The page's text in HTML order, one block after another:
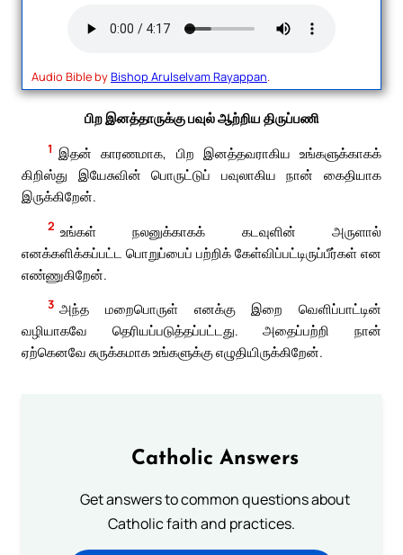
Audio Bible byBishop Arulselvam Rayappan.
பிற இனத்தாருக்கு பவுல் ஆற்றிய திருப்பணி
1 இதன் காரணமாக, பிற இனத்தவராகிய உங்களுக்காகக்
கிறிஸ்து இயேசுவின் பொருட்டுப் பவுலாகிய நான் கைதியாக
இருக்கிறேன்.
2 உங்கள் நலனுக்காகக் கடவுளின் அருளால்
எனக்களிக்கப்பட்ட பொறுப்பைப் பற்றிக் கேள்விப்பட்டிருப்பீர்கள் என
எண்ணுகிறேன்.
3 அந்த மறைபொருள் எனக்கு இறை வெளிப்பாட்டின்
வழியாகவே தெரியப்படுத்தப்பட்டது. அதைப்பற்றி நான்
ஏற்கெனவே சுருக்கமாக உங்களுக்கு எழுதியிருக்கிறேன்.
Catholic Answers
Get answers to common questions about
Catholic faith and practices.